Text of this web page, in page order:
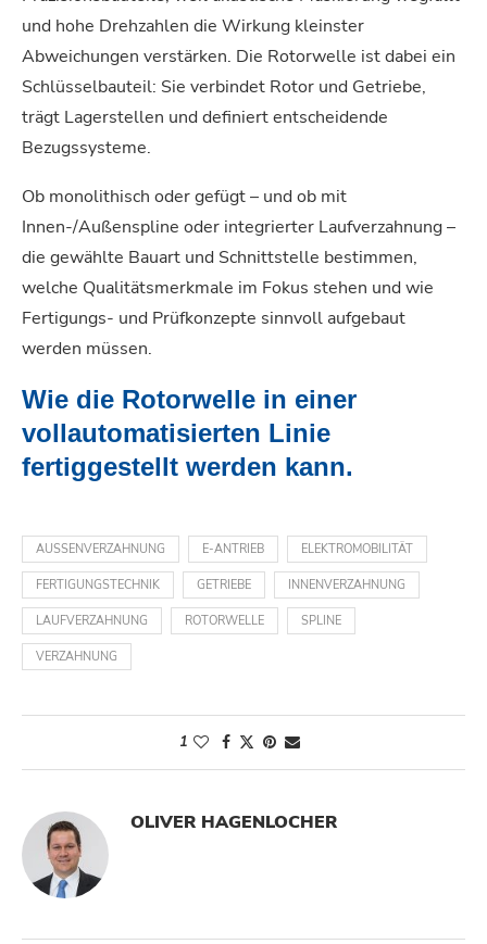
und hohe Drehzahlen die Wirkung kleinster
Abweichungen verstärken. Die Rotorwelle ist dabei ein
Schlüsselbauteil: Sie verbindet Rotor und Getriebe,
trägt Lagerstellen und definiert entscheidende
Bezugssysteme.
Ob monolithisch oder gefügt – und ob mit
Innen-/Außenspline oder integrierter Laufverzahnung –
die gewählte Bauart und Schnittstelle bestimmen,
welche Qualitätsmerkmale im Fokus stehen und wie
Fertigungs- und Prüfkonzepte sinnvoll aufgebaut
werden müssen.
Wie die Rotorwelle in einer
vollautomatisierten Linie
fertiggestellt werden kann.
AUSSENVERZAHNUNG E-ANTRIEB ELEKTROMOBILITÄT
FERTIGUNGSTECHNIK GETRIEBE INNENVERZAHNUNG
LAUFVERZAHNUNG ROTORWELLE SPLINE
VERZAHNUNG
1
OLIVER HAGENLOCHER